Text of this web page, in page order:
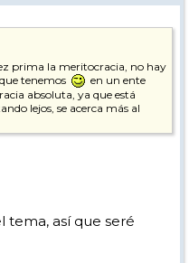
prima la meritocracia, no hay
tenemos
en un ente
absoluta, ya que está
lejos, se acerca más al
tema, así que seré